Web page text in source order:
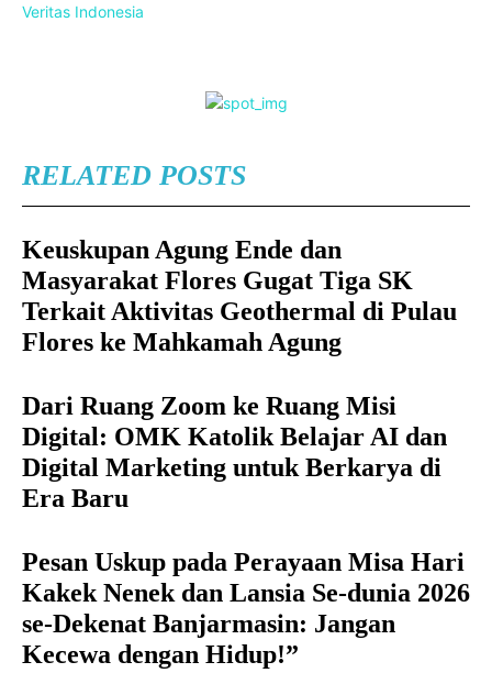
Veritas Indonesia
RELATED POSTS
Keuskupan Agung Ende dan
Masyarakat Flores Gugat Tiga SK
Terkait Aktivitas Geothermal di Pulau
Flores ke Mahkamah Agung
Dari Ruang Zoom ke Ruang Misi
Digital: OMK Katolik Belajar AI dan
Digital Marketing untuk Berkarya di
Era Baru
Pesan Uskup pada Perayaan Misa Hari
Kakek Nenek dan Lansia Se-dunia 2026
se-Dekenat Banjarmasin: Jangan
Kecewa dengan Hidup!”